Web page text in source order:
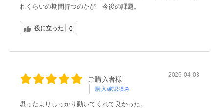
れくらいの期間持つのかが 今後の課題。
役に立った 0
ご購入者様
購入確認済み
2026-04-03
思ったよりしっかり動いてくれて良かった。